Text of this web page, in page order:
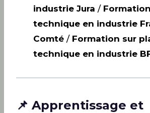
industrie Jura /
technique en industrie
Comté / Formation sur
technique en industrie
📌 Apprentissage et